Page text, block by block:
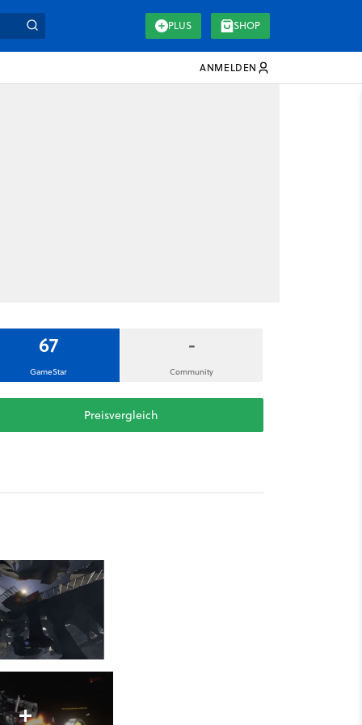
PLUS SHOP
ANMELDEN
67
GameStar
-
Community
Preisvergleich